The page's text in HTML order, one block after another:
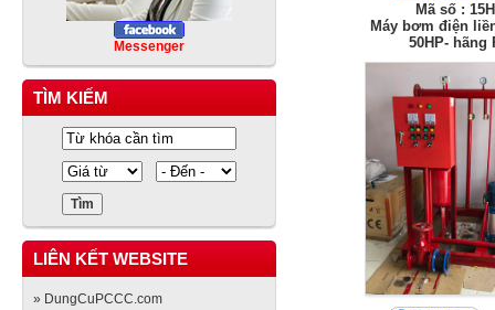
Messenger
TÌM KIẾM
LIÊN KẾT WEBSITE
» DungCuPCCC.com
Mã số :
Máy bơm điện
50HP- hãng